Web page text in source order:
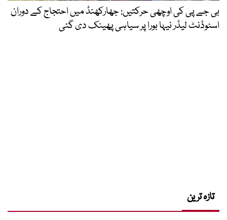
بی جے پی کی اوچھی حرکتیں: جھارکھنڈ میں احتجاج کے دوران
اسٹوڈنٹ لیڈر نیہا بورا پر سیاہی پھینک دی گئی
تازہ ترین